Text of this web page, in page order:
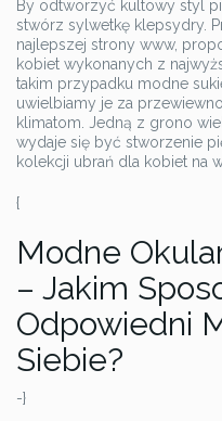
By odtworzyć kultowy styl
stwórz sylwetkę klepsydry.
najlepszej strony www,
kobiet wykonanych z
takim przypadku modne
uwielbiamy je za
klimatom. Jedną z grono
wydaje się być stworzenie
kolekcji ubrań dla kobiet na
{
Modne
– Jakim
Odpowiedni
Siebie?
-}